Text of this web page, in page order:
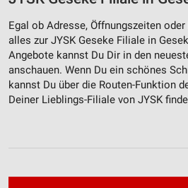
Egal ob Adresse, Öffnungszeiten
alles zur JYSK Geseke Filiale in
Angebote kannst Du Dir in den
anschauen. Wenn Du ein schönes
kannst Du über die Routen-Funktion
Deiner Lieblings-Filiale von JYSK